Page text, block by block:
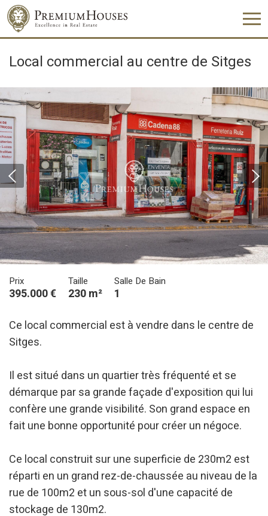
Local commercial au centre de Sitges
Prix
395.000 €
Taille
230 m²
Salle De Bain
1
Ce local commercial est à vendre dans le centre de
Sitges.
Il est situé dans un quartier très fréquenté et se
démarque par sa grande façade d'exposition qui lui
confère une grande visibilité. Son grand espace en
fait une bonne opportunité pour créer un négoce.
Ce local construit sur une superficie de 230m2 est
réparti en un grand rez-de-chaussée au niveau de la
rue de 100m2 et un sous-sol d'une capacité de
stockage de 130m2.